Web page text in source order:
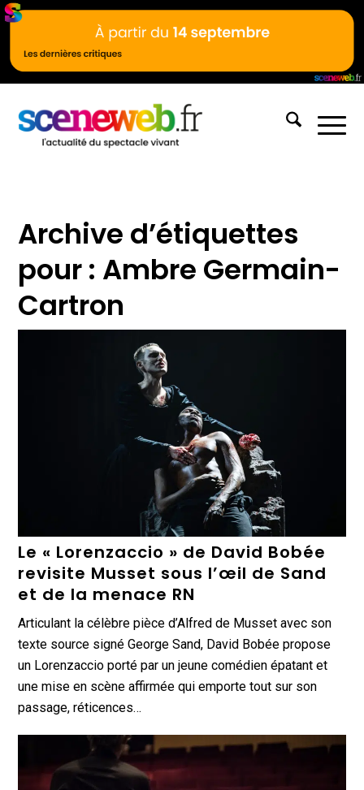
Archive d’étiquettes
pour : Ambre Germain-
Cartron
Le « Lorenzaccio » de David Bobée
revisite Musset sous l’œil de Sand
et de la menace RN
Articulant la célèbre pièce d’Alfred de Musset avec son
texte source signé George Sand, David Bobée propose
un Lorenzaccio porté par un jeune comédien épatant et
une mise en scène affirmée qui emporte tout sur son
passage, réticences…